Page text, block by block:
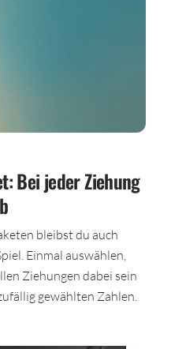
Bei jeder Ziehung
bleibst du auch
Einmal auswählen,
Ziehungen dabei sein
gewählten Zahlen.